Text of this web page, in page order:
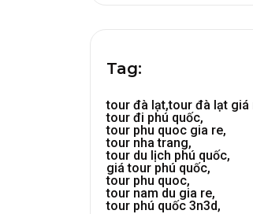
Tag:
tour đà lạt,tour đà lạt giá
tour đi phú quốc,
tour phu quoc gia re,
tour nha trang,
tour du lịch phú quốc,
giá tour phú quốc,
tour phu quoc,
tour nam du gia re,
tour phú quốc 3n3d,